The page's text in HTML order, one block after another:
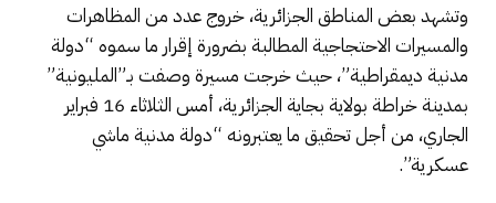
وتشهد بعض المناطق الجزائرية، خروج عدد من المظاهرات
والمسيرات الاحتجاجية المطالبة بضرورة إقرار ما سموه “دولة
مدنية ديمقراطية”، حيث خرجت مسيرة وصفت بـ”المليونية”
بمدينة خراطة بولاية بجاية الجزائرية، أمس الثلاثاء 16 فبراير
الجاري، من أجل تحقيق ما يعتبرونه “دولة مدنية ماشي
عسكرية”.